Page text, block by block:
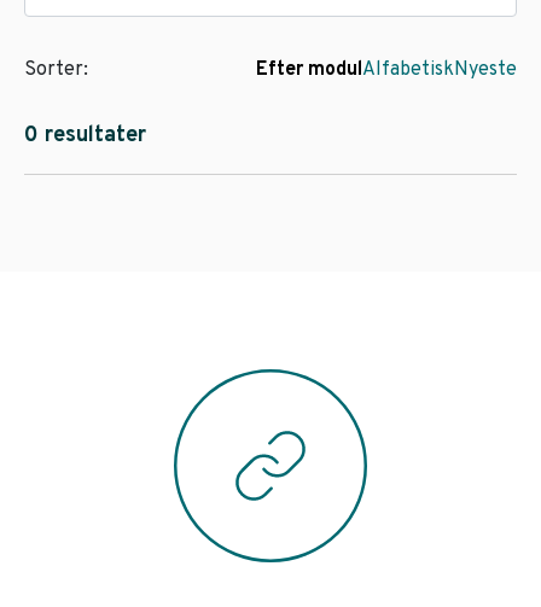
0 resultater
Sorter: Efter modulAlfabetiskNyeste